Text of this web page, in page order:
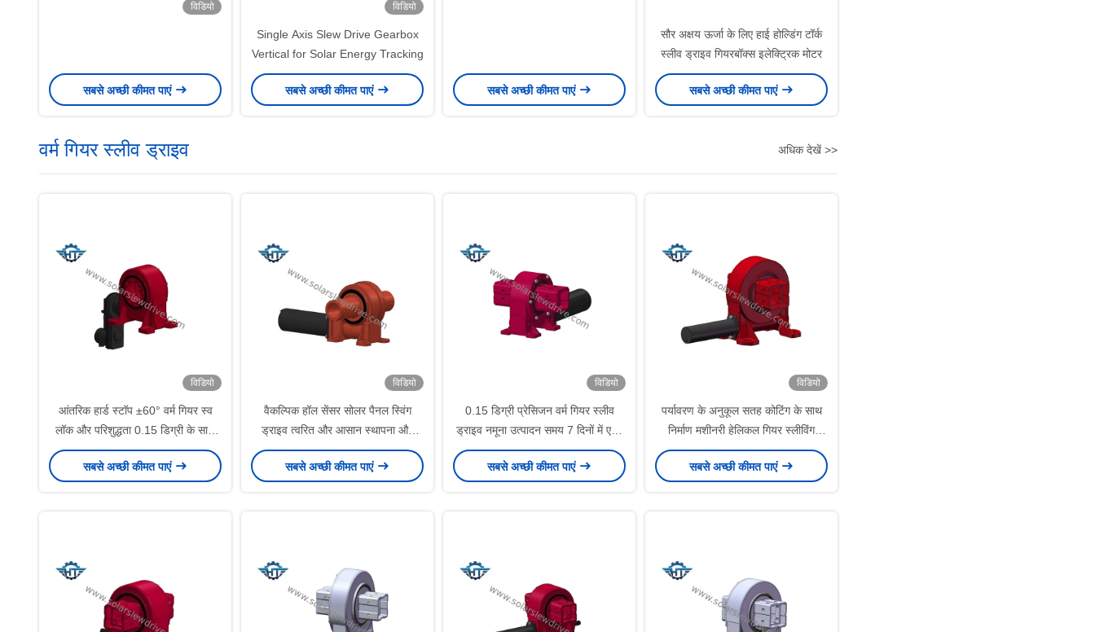
विडियो
सबसे अच्छी कीमत पाएं
विडियो
Single Axis Slew Drive Gearbox
Vertical for Solar Energy Tracking
सबसे अच्छी कीमत पाएं सबसे अच्छी कीमत पाएं
सौर अक्षय ऊर्जा के लिए हाई होल्डिंग टॉर्क
स्लीव ड्राइव गियरबॉक्स इलेक्ट्रिक मोटर
सबसे अच्छी कीमत पाएं
वर्म गियर स्लीव ड्राइव अधिक देखें >>
विडियो
आंतरिक हार्ड स्टॉप ±60° वर्म गियर स्व
लॉक और परिशुद्धता 0.15 डिग्री के साथ
स्लीव ड्राइव
सबसे अच्छी कीमत पाएं
विडियो
वैकल्पिक हॉल सेंसर सोलर पैनल स्विंग
ड्राइव त्वरित और आसान स्थापना और
अनुकूलित समाधान के लिए
सबसे अच्छी कीमत पाएं
विडियो
0.15 डिग्री प्रेसिजन वर्म गियर स्लीव
ड्राइव नमूना उत्पादन समय 7 दिनों में एयर
शिपिंग विधि
सबसे अच्छी कीमत पाएं
विडियो
पर्यावरण के अनुकूल सतह कोटिंग के साथ
निर्माण मशीनरी हेलिकल गियर स्लीविंग
ड्राइव
सबसे अच्छी कीमत पाएं